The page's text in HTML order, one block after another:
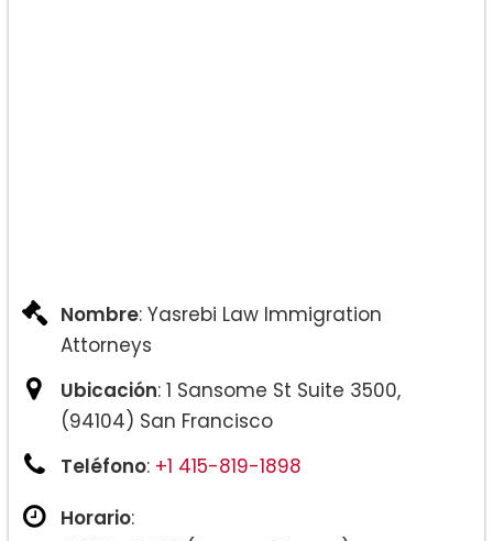
Nombre: Yasrebi Law Immigration
Attorneys
Ubicación: 1 Sansome St Suite 3500,
(94104) San Francisco
Teléfono: +1 415-819-1898
Horario: